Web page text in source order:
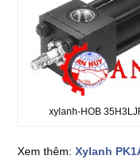
xylanh-HOB
Xem thêm:Xylanh